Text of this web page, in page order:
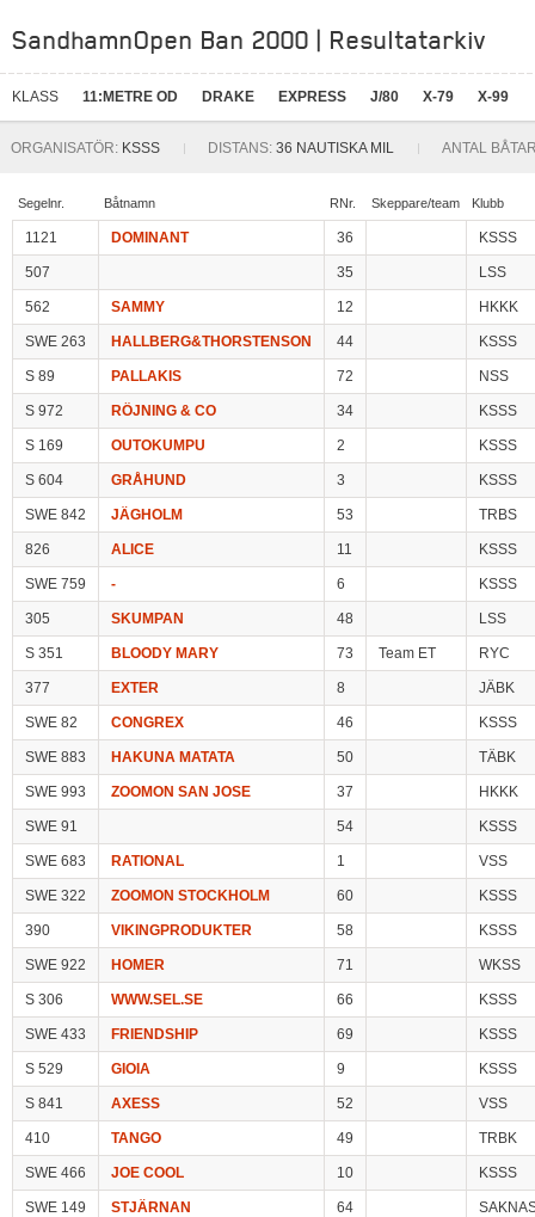
SandhamnOpen Ban 2000 | Resultatarkiv
KLASS 11:METRE OD DRAKE EXPRESS J/80 X-79 X-99
ORGANISATÖR: KSSS DISTANS: 36 NAUTISKA MIL ANTAL
Segelnr. Båtnamn RNr. Skeppare/team Klubb
1121 DOMINANT 36 KSSS
507 35 LSS
562 SAMMY 12 HKKK
SWE 263 HALLBERG&THORSTENSON 44 KSSS
S 89 PALLAKIS 72 NSS
S 972 RÖJNING & CO 34 KSSS
S 169 OUTOKUMPU 2 KSSS
S 604 GRÅHUND 3 KSSS
SWE 842 JÄGHOLM 53 TRBS
826 ALICE 11 KSSS
SWE 759 - 6 KSSS
305 SKUMPAN 48 LSS
S 351 BLOODY MARY 73 Team ET RYC
377 EXTER 8 JÄBK
SWE 82 CONGREX 46 KSSS
SWE 883 HAKUNA MATATA 50 TÄBK
SWE 993 ZOOMON SAN JOSE 37 HKKK
SWE 91 54 KSSS
SWE 683 RATIONAL 1 VSS
SWE 322 ZOOMON STOCKHOLM 60 KSSS
390 VIKINGPRODUKTER 58 KSSS
SWE 922 HOMER 71 WKSS
S 306 WWW.SEL.SE 66 KSSS
SWE 433 FRIENDSHIP 69 KSSS
S 529 GIOIA 9 KSSS
S 841 AXESS 52 VSS
410 TANGO 49 TRBK
SWE 466 JOE COOL 10 KSSS
SWE 149 STJÄRNAN 64